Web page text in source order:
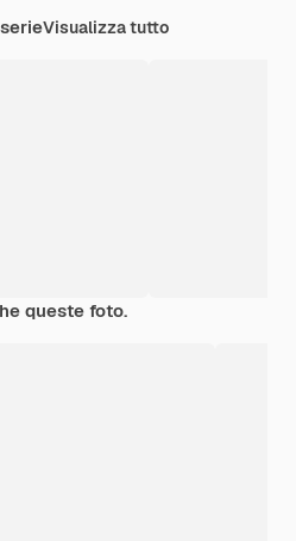
Visualizza tutto
queste foto.